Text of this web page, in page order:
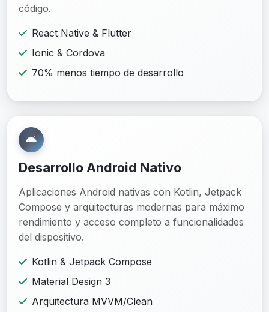
código.
React Native & Flutter
Ionic & Cordova
70% menos tiempo de desarrollo
Desarrollo Android Nativo
Aplicaciones Android nativas con Kotlin, Jetpack
Compose y arquitecturas modernas para máximo
rendimiento y acceso completo a funcionalidades
del dispositivo.
Kotlin & Jetpack Compose
Material Design 3
Arquitectura MVVM/Clean